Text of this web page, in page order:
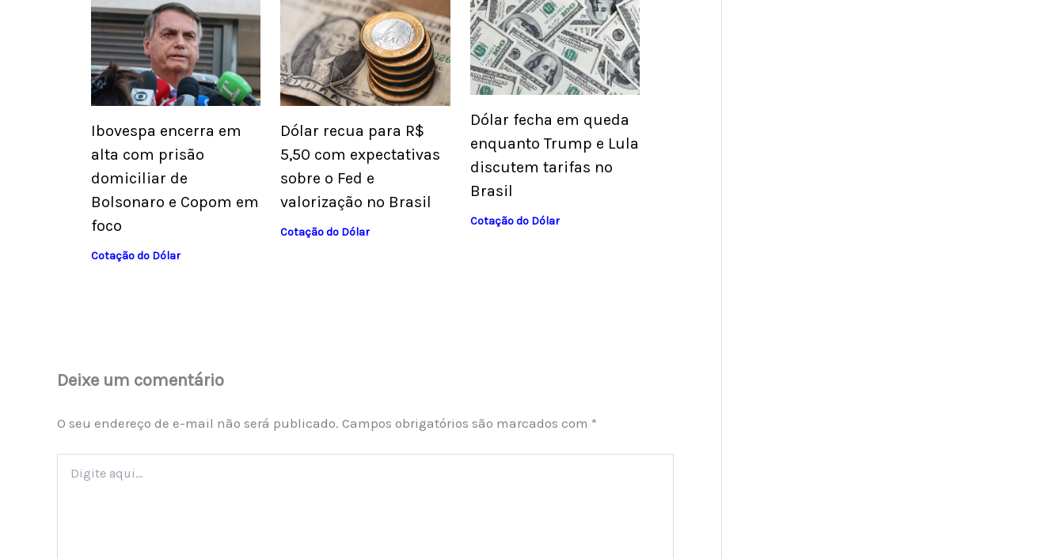
Ibovespa encerra em
alta com prisão
domiciliar de
Bolsonaro e Copom em
foco
Cotação do Dólar
Dólar recua para R$
5,50 com expectativas
sobre o Fed e
valorização no Brasil
Cotação do Dólar
Dólar fecha em queda
enquanto Trump e Lula
discutem tarifas no
Brasil
Cotação do Dólar
Deixe um comentário
O seu endereço de e-mail não será publicado. Campos obrigatórios são marcados com *
aqui...